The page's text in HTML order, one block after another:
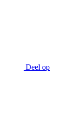
Deel op